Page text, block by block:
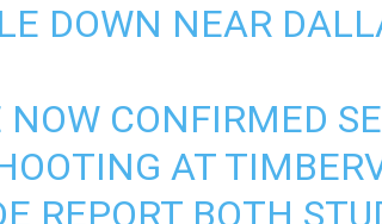
DOWN NEAR
CONFIRMED
AT
REPORT BOTH